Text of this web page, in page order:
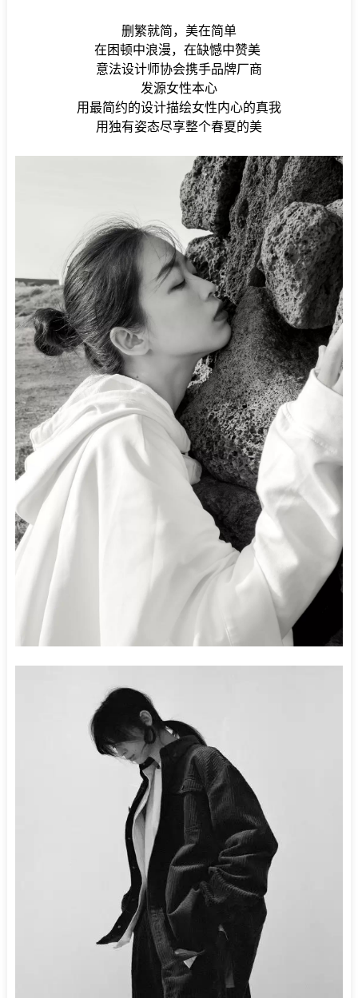
删繁就简，美在简单
在困顿中浪漫，在缺憾中赞美
意法设计师协会携手品牌厂商
发源女性本心
用最简约的设计描绘女性内心的真我
用独有姿态尽享整个春夏的美